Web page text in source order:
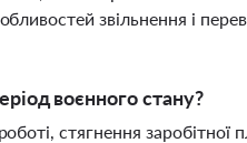
звільнення і
воєнного стану?
стягнення заробітної